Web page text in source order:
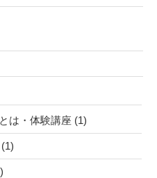
は・体験講座 (1)